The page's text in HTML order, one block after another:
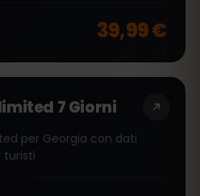
39,99 €
7 Giorni
per Georgia con dati
turisti